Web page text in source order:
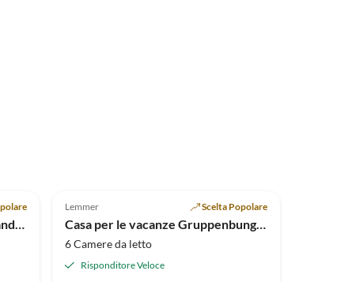
Casa per le vacanze Family Strandhaus P #2-4
Lemmer Scelta Popolare
Casa per le vacanze Gruppenbungalow Family & Friends P-8-12
6 Camere da letto
Risponditore Veloce